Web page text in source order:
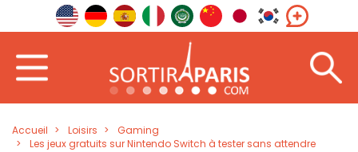
Accueil Loisirs
Gaming
Les jeux gratuits sur Nintendo Switch à tester sans attendre